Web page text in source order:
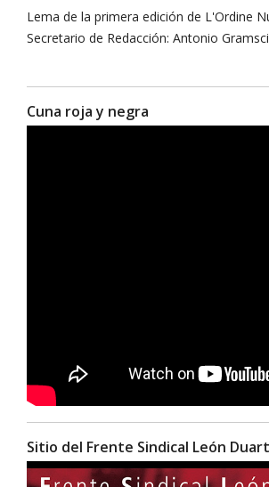
Lema de la primera edición de L'Ordine
Secretario de Redacción: Antonio
Cuna roja y negra
Sitio del Frente Sindical León